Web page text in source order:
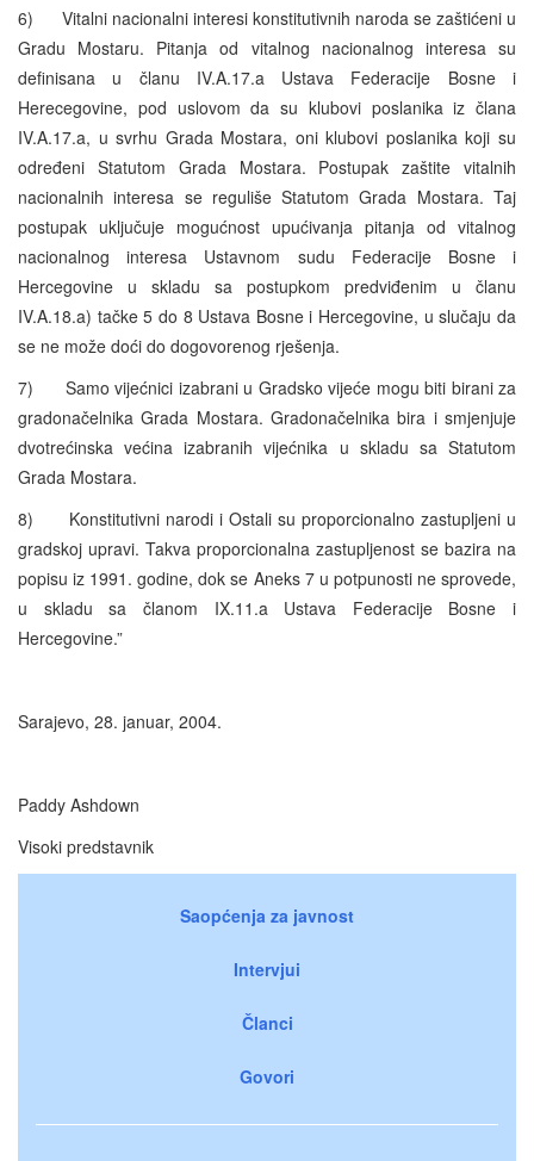
6) Vitalni nacionalni interesi konstitutivnih naroda se zaštićeni u
Gradu Mostaru. Pitanja od vitalnog nacionalnog interesa su
definisana u članu IV.A.17.a Ustava Federacije Bosne i
Herecegovine, pod uslovom da su klubovi poslanika iz člana
IV.A.17.a, u svrhu Grada Mostara, oni klubovi poslanika koji su
određeni Statutom Grada Mostara. Postupak zaštite vitalnih
nacionalnih interesa se reguliše Statutom Grada Mostara. Taj
postupak uključuje mogućnost upućivanja pitanja od vitalnog
nacionalnog interesa Ustavnom sudu Federacije Bosne i
Hercegovine u skladu sa postupkom predviđenim u članu
IV.A.18.a) tačke 5 do 8 Ustava Bosne i Hercegovine, u slučaju da
se ne može doći do dogovorenog rješenja.
7) Samo vijećnici izabrani u Gradsko vijeće mogu biti birani za
gradonačelnika Grada Mostara. Gradonačelnika bira i smjenjuje
dvotrećinska većina izabranih vijećnika u skladu sa Statutom
Grada Mostara.
8) Konstitutivni narodi i Ostali su proporcionalno zastupljeni u
gradskoj upravi. Takva proporcionalna zastupljenost se bazira na
popisu iz 1991. godine, dok se Aneks 7 u potpunosti ne sprovede,
u skladu sa članom IX.11.a Ustava Federacije Bosne i
Hercegovine.”
Sarajevo, 28. januar, 2004.
Paddy Ashdown
Visoki predstavnik
Saopćenja za javnost
Intervjui
Članci
Govori